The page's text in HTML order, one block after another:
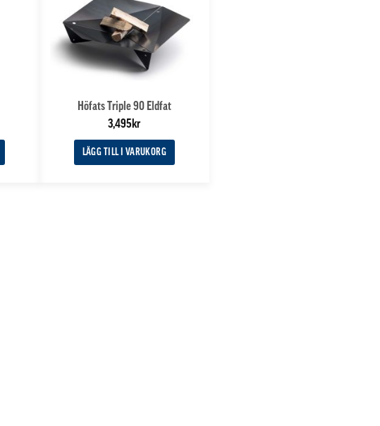
Höfats Triple 90 Eldfat
3,495kr
LÄGG TILL I VARUKORG